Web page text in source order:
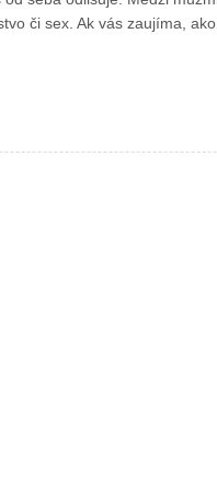
či sex. Ak vás zaujíma,